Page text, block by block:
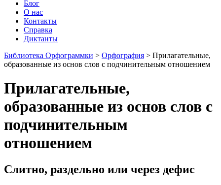
Блог
О нас
Контакты
Справка
Диктанты
Библиотека Орфограммки > Орфография > Прилагательные,
образованные из основ слов с подчинительным отношением
Прилагательные,
образованные из основ слов с
подчинительным
отношением
Слитно, раздельно или через дефис